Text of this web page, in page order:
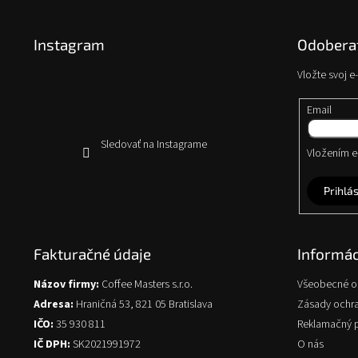
Instagram
Sledovať na Instagrame
Vložte svoj
Email
Vložením
Fakturačné údaje
Názov firmy: Coffee Masters s.r.o.
Adresa: Hraničná 53, 821 05 Bratislava
IČO: 35 930 811
IČ DPH: SK2021991972
Všeobecné
Zásady
Reklamačný
O nás